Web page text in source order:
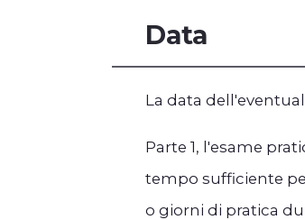
Data
La data
Parte 1, l'esame
tempo sufficiente
o giorni di pratica